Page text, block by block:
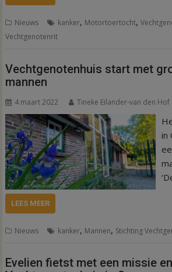
Nieuws kanker, Motortoertocht,
Vechtgenotenrit
Vechtgenotenhuis start met
mannen
4 maart 2022 Tineke Eilander-van den Hof
in
LEES MEER
Nieuws kanker, Mannen, Stichting
Evelien fietst met een missie